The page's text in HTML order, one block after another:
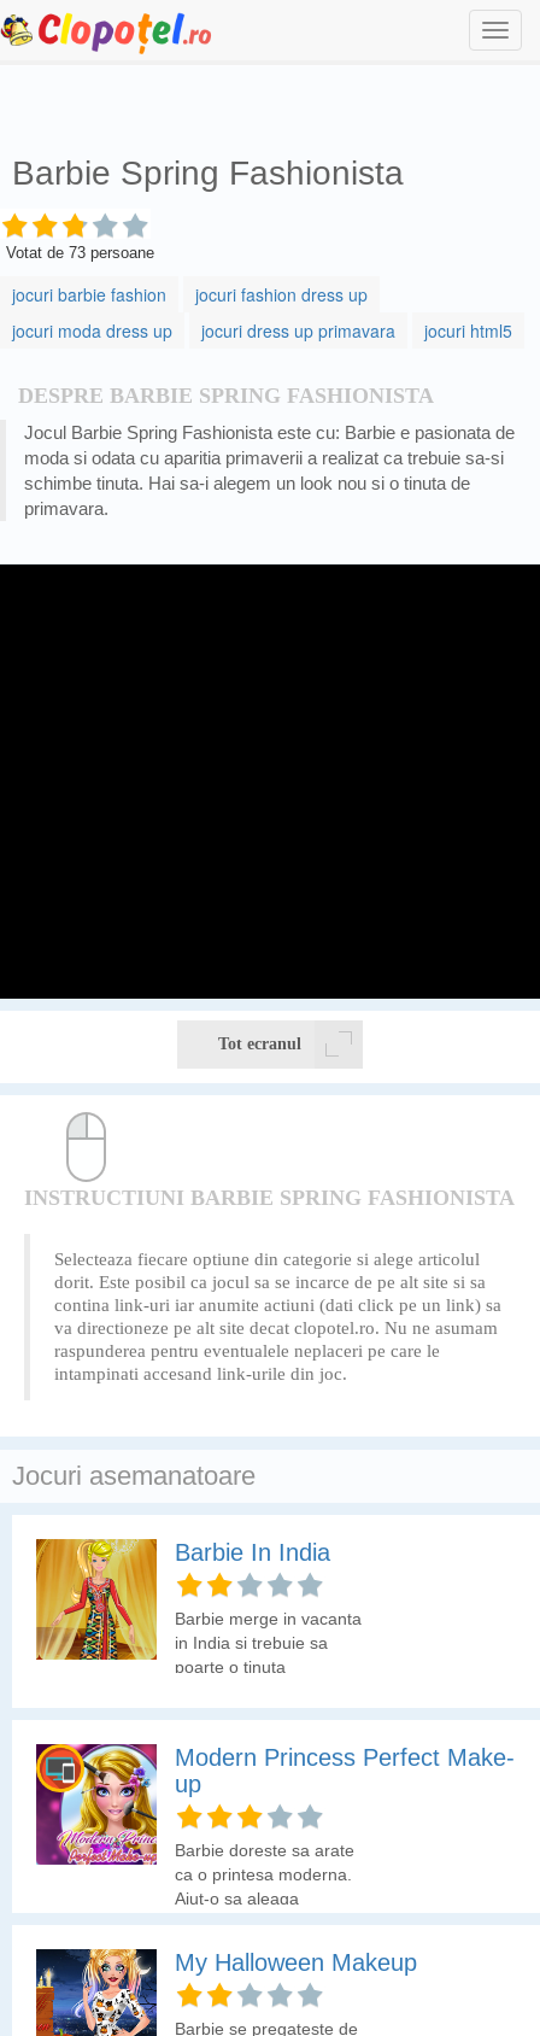
Barbie Spring Fashionista
Votat de 73 persoane
jocuri barbie fashion
jocuri fashion dress up
jocuri moda dress up
jocuri dress up primavara jocuri html5
DESPRE BARBIE SPRING FASHIONISTA
Jocul Barbie Spring Fashionista este cu: Barbie e pasionata de
moda si odata cu aparitia primaverii a realizat ca trebuie sa-si
schimbe tinuta. Hai sa-i alegem un look nou si o tinuta de
primavara.
Tot ecranul
INSTRUCTIUNI BARBIE SPRING FASHIONISTA
Selecteaza fiecare optiune din categorie si alege articolul
dorit. Este posibil ca jocul sa se incarce de pe alt site si sa
contina link-uri iar anumite actiuni (dati click pe un link) sa
va directioneze pe alt site decat clopotel.ro. Nu ne asumam
raspunderea pentru eventualele neplaceri pe care le
intampinati accesand link-urile din joc.
Jocuri asemanatoare
Barbie In India
Barbie merge in vacanta
in India si trebuie sa
poarte o tinuta
Modern Princess Perfect Make-
up
Barbie doreste sa arate
ca o printesa moderna.
Ajut-o sa aleaga
machiajul si tinuta
My Halloween Makeup
Barbie se pregateste de